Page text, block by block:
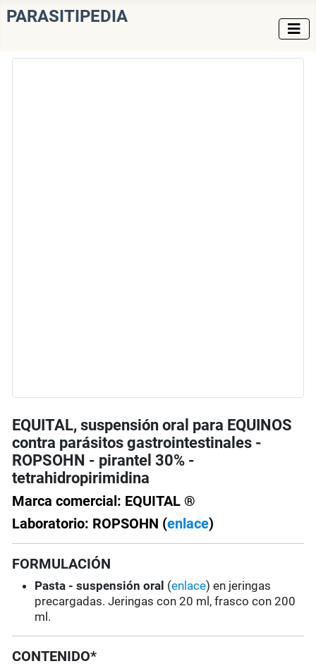
PARASITIPEDIA
EQUITAL, suspensión oral para EQUINOS
contra parásitos gastrointestinales -
ROPSOHN - pirantel 30% -
tetrahidropirimidina
Marca comercial: EQUITAL ®
Laboratorio: ROPSOHN (enlace)
FORMULACIÓN
Pasta - suspensión oral (enlace) en jeringas
precargadas. Jeringas con 20 ml, frasco con 200
ml.
CONTENIDO*